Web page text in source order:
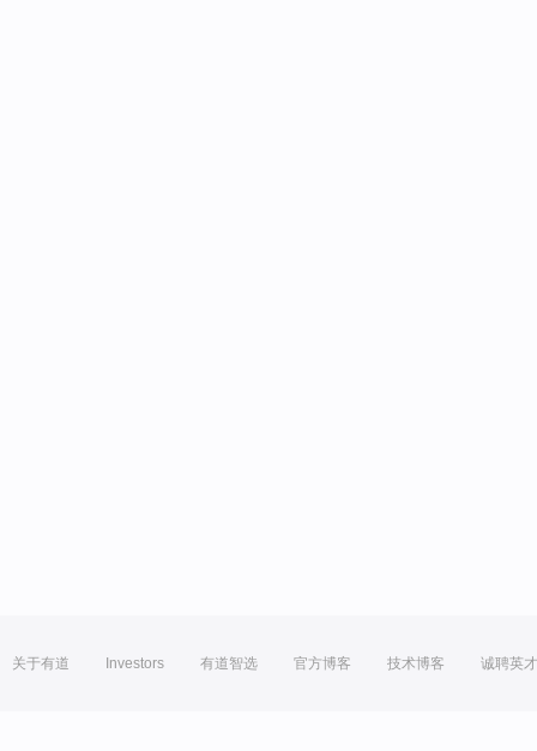
关于有道 Investors 有道智选 官方博客 技术博客 诚聘英才